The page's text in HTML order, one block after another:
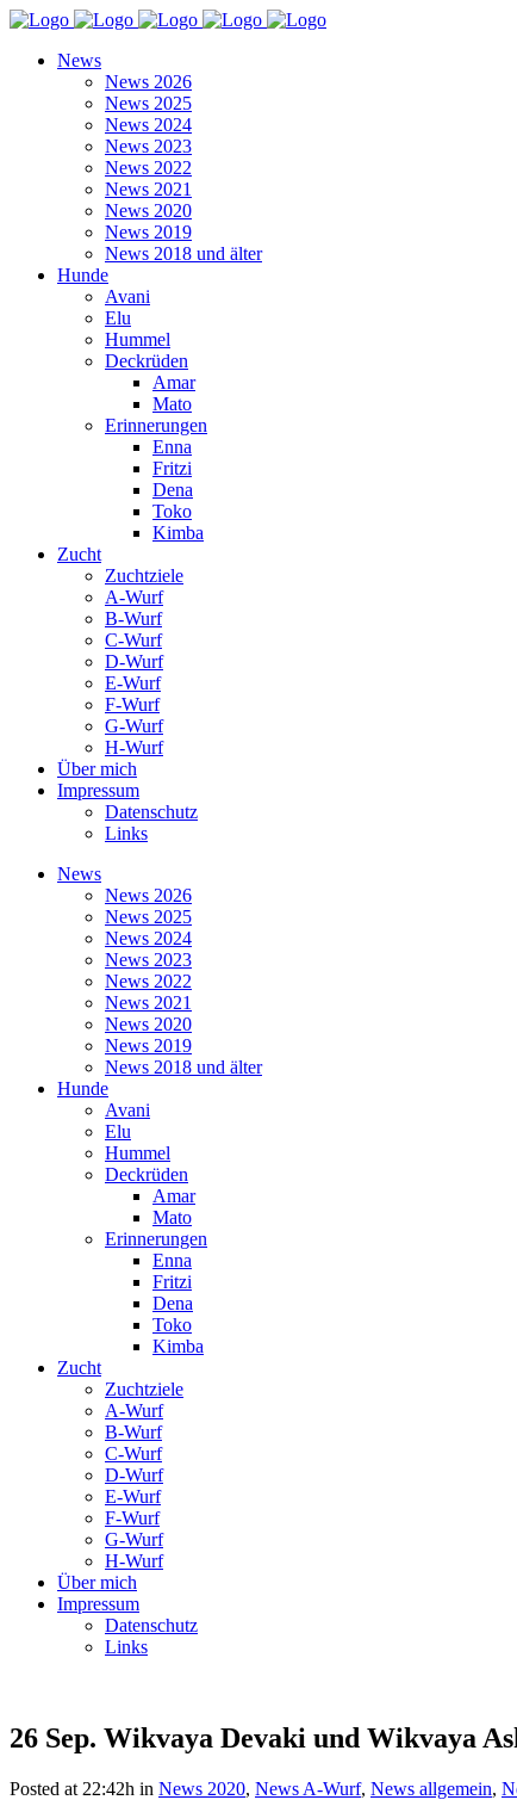
News
News 2026
News 2025
News 2024
News 2023
News 2022
News 2021
News 2020
News 2019
News 2018 und älter
Hunde
Avani
Elu
Hummel
Deckrüden
Amar
Mato
Erinnerungen
Enna
Fritzi
Dena
Toko
Kimba
Zucht
Zuchtziele
A-Wurf
B-Wurf
C-Wurf
D-Wurf
E-Wurf
F-Wurf
G-Wurf
H-Wurf
Über mich
Impressum
Datenschutz
Links
News
News 2026
News 2025
News 2024
News 2023
News 2022
News 2021
News 2020
News 2019
News 2018 und älter
Hunde
Avani
Elu
Hummel
Deckrüden
Amar
Mato
Erinnerungen
Enna
Fritzi
Dena
Toko
Kimba
Zucht
Zuchtziele
A-Wurf
B-Wurf
C-Wurf
D-Wurf
E-Wurf
F-Wurf
G-Wurf
H-Wurf
Über mich
Impressum
Datenschutz
Links
26 Sep. Wikvaya Devaki und Wikvaya
Posted at 22:42h in News 2020, News A-Wurf, News allgemein,